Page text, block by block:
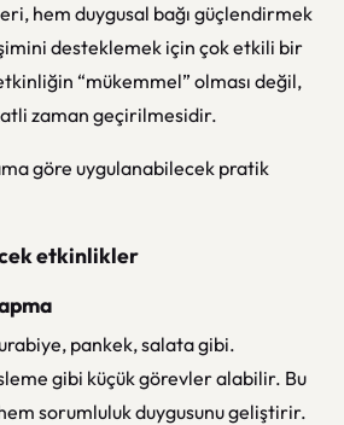
hem duygusal bağı güçlendirmek
desteklemek için çok etkili bir
“mükemmel” olması değil,
zaman geçirilmesidir.
göre uygulanabilecek pratik
etkinlikler
pankek, salata gibi.
gibi küçük görevler alabilir. Bu
sorumluluk duygusunu geliştirir.